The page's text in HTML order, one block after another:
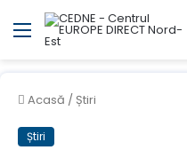
Meniul
Acasă / Știri
Știri